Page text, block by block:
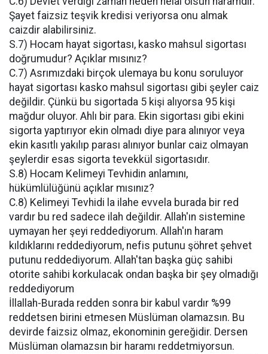
Şayet faizsiz teşvik kredisi veriyorsa onu almak
caizdir alabilirsiniz.
S.7) Hocam hayat sigortası, kasko mahsul sigortası
doğrumudur? Açıklar mısınız?
C.7) Asrımızdaki birçok ulemaya bu konu soruluyor
hayat sigortası kasko mahsul sigortası gibi şeyler caiz
değildir. Çünkü bu sigortada 5 kişi alıyorsa 95 kişi
mağdur oluyor. Ahlı bir para. Ekin sigortası gibi ekini
sigorta yaptırıyor ekin olmadı diye para alınıyor veya
ekin kasıtlı yakılıp parası alınıyor bunlar caiz olmayan
şeylerdir esas sigorta tevekkül sigortasıdır.
S.8) Hocam Kelimeyi Tevhidin anlamını,
hükümlülüğünü açıklar mısınız?
C.8) Kelimeyi Tevhidi la ilahe evvela burada bir red
vardır bu red sadece ilah değildir. Allah'ın sistemine
uymayan her şeyi reddediyorum. Allah'ın haram
kıldıklarını reddediyorum, nefis putunu şöhret şehvet
putunu reddediyorum. Allah'tan başka güç sahibi
otorite sahibi korkulacak ondan başka bir şey olmadığı
reddediyorum
İllallah-Burada redden sonra bir kabul vardır %99
reddetsen birini etmesen Müslüman olamazsın. Bu
devirde faizsiz olmaz, ekonominin gereğidir. Dersen
Müslüman olamazsın bir haramı reddetmiyorsun.